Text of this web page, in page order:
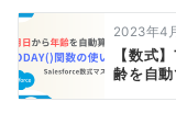
2023年4
【数式
齢を自動